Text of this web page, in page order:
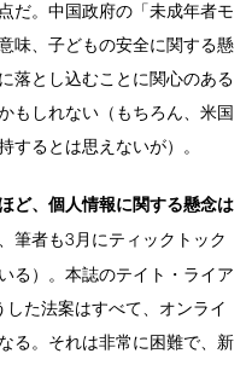
だ。中国政府の「未成年者モ
味、子どもの安全に関する懸
落とし込むことに関心のある
もしれない（もちろん、米国
するとは思えないが）。
ど、個人情報に関する懸念は
筆者も3月にティックトック
る）。本誌のテイト・ライア
た法案はすべて、オンライ
る。それは非常に困難で、新